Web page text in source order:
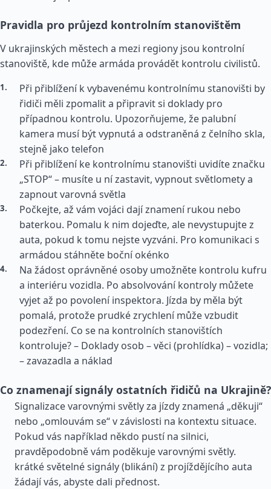
Pravidla pro průjezd kontrolním stanovištěm
V ukrajinských městech a mezi regiony jsou kontrolní
stanoviště, kde může armáda provádět kontrolu civilistů.
Při přiblížení k vybavenému kontrolnímu stanovišti by
řidiči měli zpomalit a připravit si doklady pro
případnou kontrolu. Upozorňujeme, že palubní
kamera musí být vypnutá a odstraněná z čelního skla,
stejně jako telefon
Při přiblížení ke kontrolnímu stanovišti uvidíte značku
„STOP“ – musíte u ní zastavit, vypnout světlomety a
zapnout varovná světla
Počkejte, až vám vojáci dají znamení rukou nebo
baterkou. Pomalu k nim dojeďte, ale nevystupujte z
auta, pokud k tomu nejste vyzváni. Pro komunikaci s
armádou stáhněte boční okénko
Na žádost oprávněné osoby umožněte kontrolu kufru
a interiéru vozidla. Po absolvování kontroly můžete
vyjet až po povolení inspektora. Jízda by měla být
pomalá, protože prudké zrychlení může vzbudit
podezření. Co se na kontrolních stanovištích
kontroluje? – Doklady osob – věci (prohlídka) – vozidla;
– zavazadla a náklad
Co znamenají signály ostatních řidičů na Ukrajině?
Signalizace varovnými světly za jízdy znamená „děkuji“
nebo „omlouvám se“ v závislosti na kontextu situace.
Pokud vás například někdo pustí na silnici,
pravděpodobně vám poděkuje varovnými světly.
krátké světelné signály (blikání) z projíždějícího auta
žádají vás, abyste dali přednost.